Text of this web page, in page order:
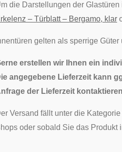
die Darstellungen der
– Türblatt – Bergamo, klar
gelten als sperrige
erstellen wir Ihnen ein
angegebene Lieferzeit kann
der Lieferzeit
Versand fällt unter die
oder sobald Sie das Produkt